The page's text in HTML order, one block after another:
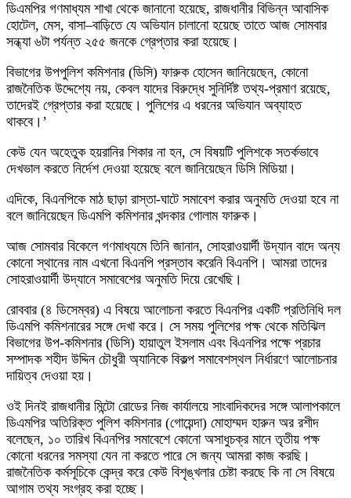
ডিএমপির গণমাধ্যম শাখা থেকে জানানো হয়েছে, রাজধানীর বিভিন্ন আবাসিক
হোটেল, মেস, বাসা–বাড়িতে যে অভিযান চালানো হয়েছে তাতে আজ সোমবার
সন্ধ্যা ৬টা পর্যন্ত ২৫৫ জনকে গ্রেপ্তার করা হয়েছে।
বিভাগের উপপুলিশ কমিশনার (ডিসি) ফারুক হোসেন জানিয়েছেন, কোনো
রাজনৈতিক উদ্দেশ্যে নয়, কেবল যাদের বিরুদ্ধে সুনির্দিষ্ট তথ্য-প্রমাণ রয়েছে,
তাদেরই গ্রেপ্তার করা হয়েছে। পুলিশের এ ধরনের অভিযান অব্যাহত
থাকবে।’
কেউ যেন অহেতুক হয়রানির শিকার না হন, সে বিষয়টি পুলিশকে সতর্কভাবে
দেখভাল করতে নির্দেশ দেওয়া হয়েছে বলে জানিয়েছেন ডিসি মিডিয়া।
এদিকে, বিএনপিকে মাঠ ছাড়া রাস্তা-ঘাটে সমাবেশ করার অনুমতি দেওয়া হবে না
বলে জানিয়েছেন ডিএমপি কমিশনার খন্দকার গোলাম ফারুক।
আজ সোমবার বিকেলে গণমাধ্যমে তিনি জানান, সোহরাওয়ার্দী উদ্যান বাদে অন্য
কোনো স্থানের নাম এখনো বিএনপি প্রস্তাব করেনি বিএনপি। আমরা তাদের
সোহরাওয়ার্দী উদ্যানে সমাবেশের অনুমতি দিয়ে রেখেছি।
রোববার (৪ ডিসেম্বর) এ বিষয়ে আলোচনা করতে বিএনপির একটি প্রতিনিধি দল
ডিএমপি কমিশনারের সঙ্গে দেখা করে। সে সময় পুলিশের পক্ষ থেকে মতিঝিল
বিভাগের উপ-কমিশনার (ডিসি) হায়াতুল ইসলাম এবং বিএনপির পক্ষে প্রচার
সম্পাদক শহীদ উদ্দিন চৌধুরী অ্যানিকে বিকল্প সমাবেশস্থল নির্ধারণে আলোচনার
দায়িত্ব দেওয়া হয়।
ওই দিনই রাজধানীর মিন্টো রোডের নিজ কার্যালয়ে সাংবাদিকদের সঙ্গে আলাপকালে
ডিএমপির অতিরিক্ত পুলিশ কমিশনার (গোয়েন্দা) মোহাম্মদ হারুন অর রশীদ
বলেছেন, ১০ তারিখ বিএনপির সমাবেশে কোনো অসাধুচক্র মানে তৃতীয় পক্ষ
কোনো ধরনের সমস্যা যেন না করতে পারে সে জন্য আমরা কাজ করছি।
রাজনৈতিক কর্মসূচিকে কেন্দ্র করে কেউ বিশৃঙ্খলার চেষ্টা করছে কি না সে বিষয়ে
আগাম তথ্য সংগ্রহ করা হচ্ছে।